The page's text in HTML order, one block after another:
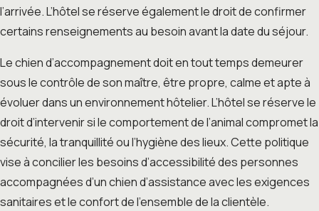
l’arrivée. L’hôtel se réserve également le droit de confirmer
certains renseignements au besoin avant la date du séjour.
Le chien d’accompagnement doit en tout temps demeurer
sous le contrôle de son maître, être propre, calme et apte à
évoluer dans un environnement hôtelier. L’hôtel se réserve le
droit d’intervenir si le comportement de l’animal compromet la
sécurité, la tranquillité ou l’hygiène des lieux. Cette politique
vise à concilier les besoins d’accessibilité des personnes
accompagnées d’un chien d’assistance avec les exigences
sanitaires et le confort de l’ensemble de la clientèle.